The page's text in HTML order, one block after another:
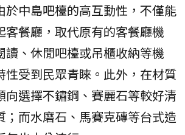
於中島吧檯的高互動性，不僅能
客餐廳，取代原有的客餐廳機
讀、休閒吧檯或吊櫃收納等機
性受到民眾青睞。此外，在材質
向選擇不鏽鋼、賽麗石等較好清
；而水磨石、馬賽克磚等台式造